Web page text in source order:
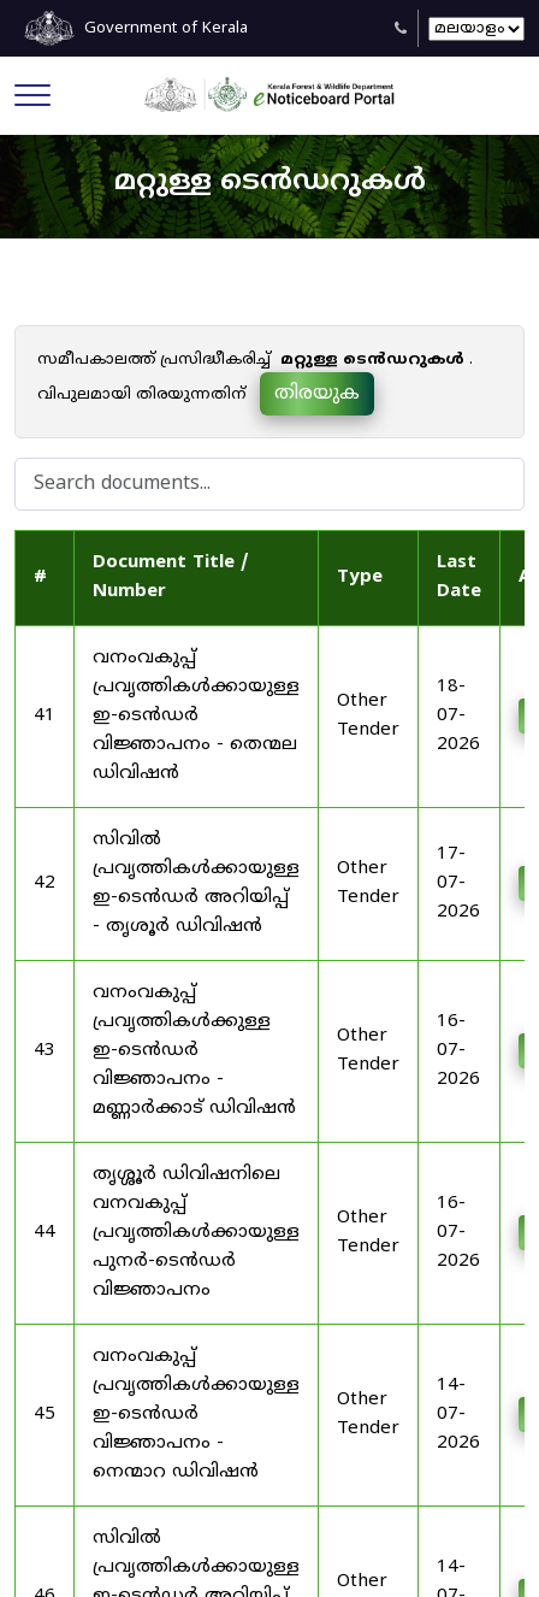
Government of Kerala
മറ്റുള്ള ടെൻഡറുകൾ
സമീപകാലത്ത് പ്രസിദ്ധീകരിച്ച് മറ്റുള്ള ടെൻഡറുകൾ .
വിപുലമായി തിരയുന്നതിന്
തിരയുക
#
Document Title /
Number
Type
Last
Date
41
വനംവകുപ്പ്
പ്രവൃത്തികൾക്കായുള്ള
ഇ-ടെൻഡർ
വിജ്ഞാപനം - തെന്മല
ഡിവിഷൻ
Other
Tender
18-
07-
2026
42
സിവിൽ
പ്രവൃത്തികൾക്കായുള്ള
ഇ-ടെൻഡർ അറിയിപ്പ്
- തൃശൂർ ഡിവിഷൻ
Other
Tender
17-
07-
2026
43
വനംവകുപ്പ്
പ്രവൃത്തികൾക്കുള്ള
ഇ-ടെൻഡർ
വിജ്ഞാപനം -
മണ്ണാർക്കാട് ഡിവിഷൻ
Other
Tender
16-
07-
2026
44
തൃശ്ശൂർ ഡിവിഷനിലെ
വനവകുപ്പ്
പ്രവൃത്തികൾക്കായുള്ള
പുനർ-ടെൻഡർ
വിജ്ഞാപനം
Other
Tender
16-
07-
2026
45
വനംവകുപ്പ്
പ്രവൃത്തികൾക്കായുള്ള
ഇ-ടെൻഡർ
വിജ്ഞാപനം -
നെന്മാറ ഡിവിഷൻ
Other
Tender
14-
07-
2026
സിവിൽ
പ്രവൃത്തികൾക്കായുള്ള
Other
14-